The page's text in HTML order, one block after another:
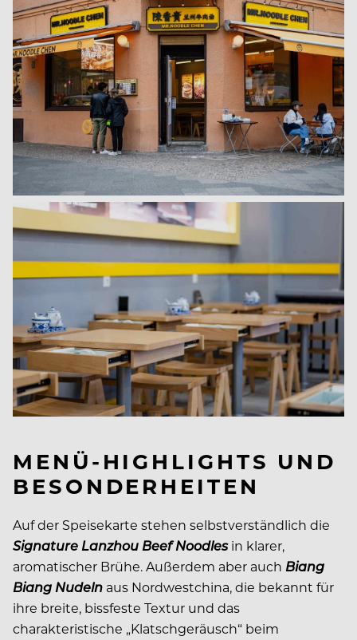
MENÜ-HIGHLIGHTS UND
BESONDERHEITEN
Auf der Speisekarte stehen selbstverständlich die
Signature Lanzhou Beef Noodlesin klarer,
aromatischer Brühe. Außerdem aber auch Biang
Biang Nudeln aus Nordwestchina, die bekannt für
ihre breite, bissfeste Textur und das
charakteristische „Klatschgeräusch“ beim